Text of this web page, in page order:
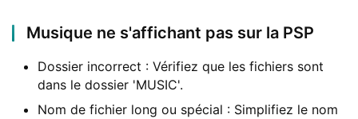
Musique ne s'affichant pas sur la PSP
Dossier incorrect : Vérifiez que les fichiers sont
dans le dossier 'MUSIC'.
Nom de fichier long ou spécial : Simplifiez le nom